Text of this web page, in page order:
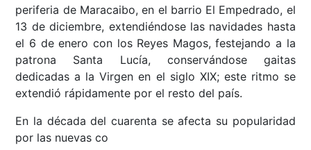
periferia de Maracaibo, en el barrio El Empedrado, el
13 de diciembre, extendiéndose las navidades hasta
el 6 de enero con los Reyes Magos, festejando a la
patrona Santa Lucía, conservándose gaitas
dedicadas a la Virgen en el siglo XIX; este ritmo se
extendió rápidamente por el resto del país.
En la década del cuarenta se afecta su popularidad
por las nuevas co